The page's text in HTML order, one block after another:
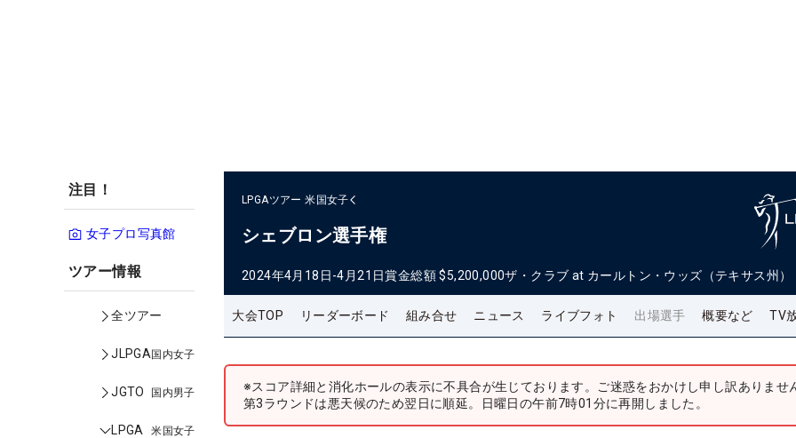
注目！
女子プロ写真館
ツアー情報
全ツアー
JLPGA国内女子
JGTO 国内男子
LPGA 米国女子
LPGAツアー 米国女子
シェブロン選手権
2024年4月18日-4月21日賞金総額 $5,200,000ザ・クラブ at カールトン・ウッズ（テキサス州）
大会TOP リーダーボード 組み合せ ニュース ライブフォト 出場選手 概要など TV
※スコア詳細と消化ホールの表示に不具合が生じております。ご迷惑をおかけし申し訳ありませ
第3ラウンドは悪天候のため翌日に順延。日曜日の午前7時01分に再開しました。